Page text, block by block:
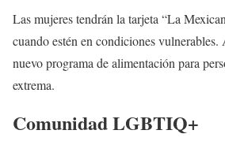
Las mujeres tendrán la tarjeta “La
cuando estén en condiciones
nuevo programa de alimentación para
extrema.
Comunidad LGBTIQ+